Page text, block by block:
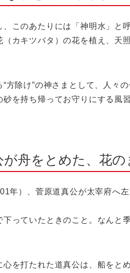
、このあたりには「神明水」と
（カキツバタ）の花を植え、天
“方除け”の神さまとして、人々の
砂を持ち帰ってお守りにする風
が舟をとめた、花の
年）、菅原道真公が太宰府へ
下っていたときのこと。なんと
心を打たれた道真公は、船をと